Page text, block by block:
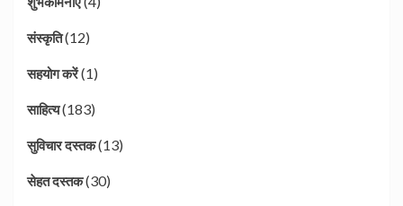
संस्कृति(12)
सहयोग करें(1)
साहित्य(183)
सुविचार दस्तक(13)
सेहत दस्तक(30)